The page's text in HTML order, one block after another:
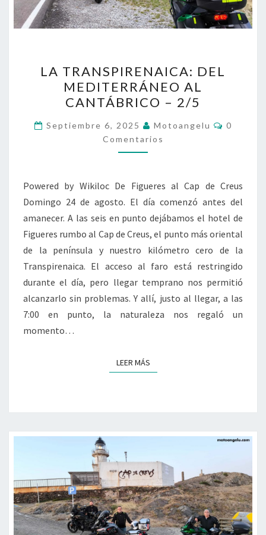
TRANSPIRENAICA:
DEL
MEDITERRÁNEO
AL
CANTÁBRICO
–
LA TRANSPIRENAICA: DEL
MEDITERRÁNEO AL
CANTÁBRICO – 2/5
Septiembre 6, 2025 Motoangelu
0
Comentarios
Powered by Wikiloc De Figueres al Cap de Creus
Domingo 24 de agosto. El día comenzó antes del
amanecer. A las seis en punto dejábamos el hotel de
Figueres rumbo al Cap de Creus, el punto más oriental
de la península y nuestro kilómetro cero de la
Transpirenaica. El acceso al faro está restringido
durante el día, pero llegar temprano nos permitió
alcanzarlo sin problemas. Y allí, justo al llegar, a las
7:00 en punto, la naturaleza nos regaló un
momento…
LEER MÁSLEER MÁS